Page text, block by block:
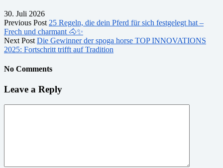
30. Juli 2026
Previous Post 25 Regeln, die dein Pferd für sich festgelegt hat –
Frech und charmant 🐴✨
Next Post Die Gewinner der spoga horse TOP INNOVATIONS
2025: Fortschritt trifft auf Tradition
No Comments
Leave a Reply